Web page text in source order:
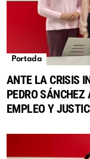
Portada
ANTE LA CRISIS
PEDRO SÁNCHEZ
EMPLEO Y